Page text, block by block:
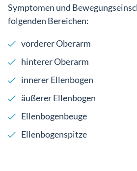
Symptomen und
folgenden Bereichen:
vorderer Oberarm
hinterer Oberarm
innerer Ellenbogen
äußerer Ellenbogen
Ellenbogenbeuge
Ellenbogenspitze